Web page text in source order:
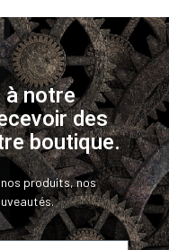
notre
des
boutique.
produits, nos